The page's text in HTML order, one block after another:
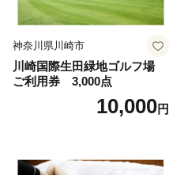
神奈川県川崎市
川崎国際生田緑地ゴルフ場
ご利用券 3,000点
10,000円